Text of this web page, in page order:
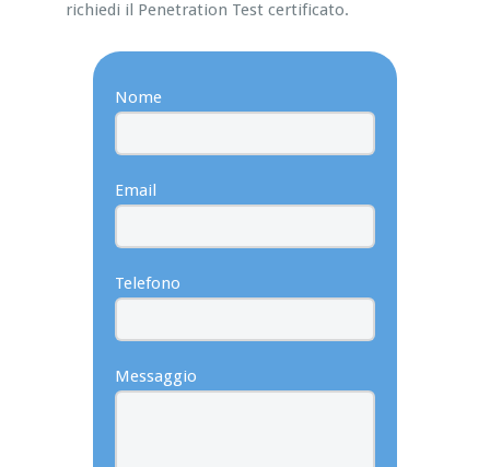
richiedi il Penetration Test certificato.
Nome
Email
Telefono
Messaggio